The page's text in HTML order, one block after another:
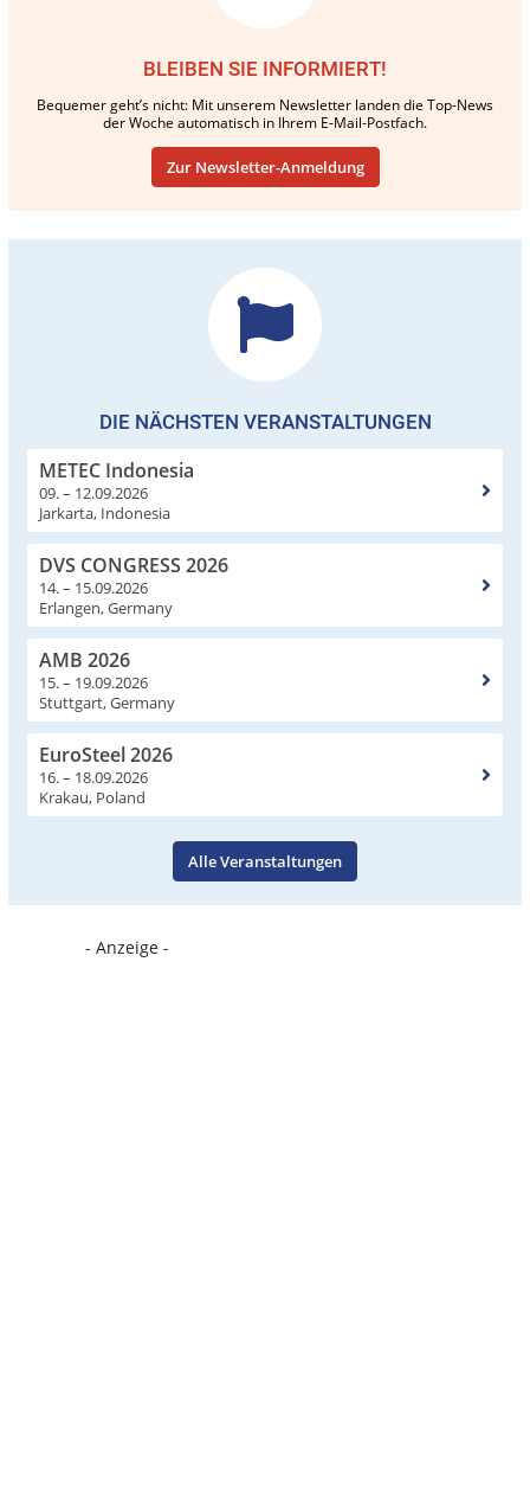
BLEIBEN SIE INFORMIERT!
Bequemer geht’s nicht: Mit unserem Newsletter landen die Top-News
der Woche automatisch in Ihrem E-Mail-Postfach.
Zur Newsletter-Anmeldung
DIE NÄCHSTEN VERANSTALTUNGEN
METEC Indonesia
09. – 12.09.2026
Jarkarta, Indonesia
DVS CONGRESS 2026
14. – 15.09.2026
Erlangen, Germany
AMB 2026
15. – 19.09.2026
Stuttgart, Germany
EuroSteel 2026
16. – 18.09.2026
Krakau, Poland
Alle Veranstaltungen
- Anzeige -